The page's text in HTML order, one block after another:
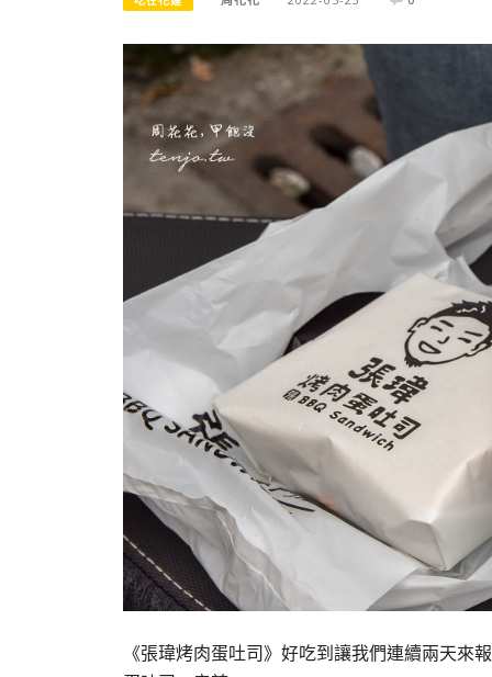
《張瑋烤肉蛋吐司》好吃到讓我們連續兩天來